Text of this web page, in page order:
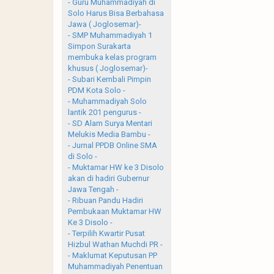
- Guru Muhammadiyah di
Solo Harus Bisa Berbahasa
Jawa ( Joglosemar)-
- SMP Muhammadiyah 1
Simpon Surakarta
membuka kelas program
khusus ( Joglosemar)-
- Subari Kembali Pimpin
PDM Kota Solo -
- Muhammadiyah Solo
lantik 201 pengurus -
- SD Alam Surya Mentari
Melukis Media Bambu -
- Jurnal PPDB Online SMA
di Solo -
- Muktamar HW ke 3 Disolo
akan di hadiri Gubernur
Jawa Tengah -
- Ribuan Pandu Hadiri
Pembukaan Muktamar HW
Ke 3 Disolo -
- Terpilih Kwartir Pusat
Hizbul Wathan Muchdi PR -
- Maklumat Keputusan PP
Muhammadiyah Penentuan